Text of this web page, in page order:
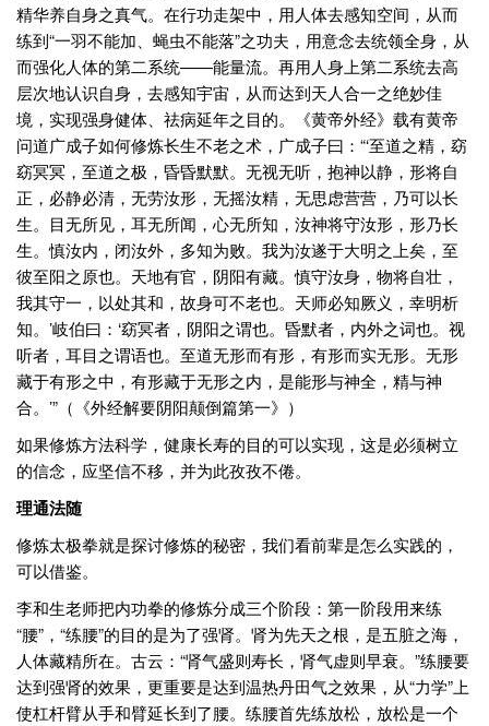
精华养自身之真气。在行功走架中，用人体去感知空间，从而
练到“一羽不能加、蝇虫不能落”之功夫，用意念去统领全身，从
而强化人体的第二系统——能量流。再用人身上第二系统去高
层次地认识自身，去感知宇宙，从而达到天人合一之绝妙佳
境，实现强身健体、祛病延年之目的。《黄帝外经》载有黄帝
问道广成子如何修炼长生不老之术，广成子曰：“‘至道之精，窈
窈冥冥，至道之极，昏昏默默。无视无听，抱神以静，形将自
正，必静必清，无劳汝形，无摇汝精，无思虑营营，乃可以长
生。目无所见，耳无所闻，心无所知，汝神将守汝形，形乃长
生。慎汝内，闭汝外，多知为败。我为汝遂于大明之上矣，至
彼至阳之原也。天地有官，阴阳有藏。慎守汝身，物将自壮，
我其守一，以处其和，故身可不老也。天师必知厥义，幸明析
知。’岐伯曰：‘窈冥者，阴阳之谓也。昏默者，内外之词也。视
听者，耳目之谓语也。至道无形而有形，有形而实无形。无形
藏于有形之中，有形藏于无形之内，是能形与神全，精与神
合。’”（《外经解要阴阳颠倒篇第一》）
如果修炼方法科学，健康长寿的目的可以实现，这是必须树立
的信念，应坚信不移，并为此孜孜不倦。
理通法随
修炼太极拳就是探讨修炼的秘密，我们看前辈是怎么实践的，
可以借鉴。
李和生老师把内功拳的修炼分成三个阶段：第一阶段用来练
“腰”，“练腰”的目的是为了强肾。肾为先天之根，是五脏之海，
人体藏精所在。古云：“肾气盛则寿长，肾气虚则早衰。”练腰要
达到强肾的效果，更重要是达到温热丹田气之效果，从“力学”上
使杠杆臂从手和臂延长到了腰。练腰首先练放松，放松是一个